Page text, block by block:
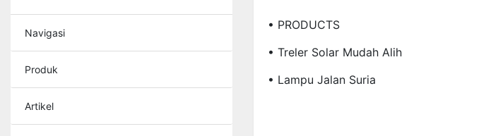
Navigasi
Produk
Artikel
• PRODUCTS
• Treler Solar Mudah Alih
• Lampu Jalan Suria